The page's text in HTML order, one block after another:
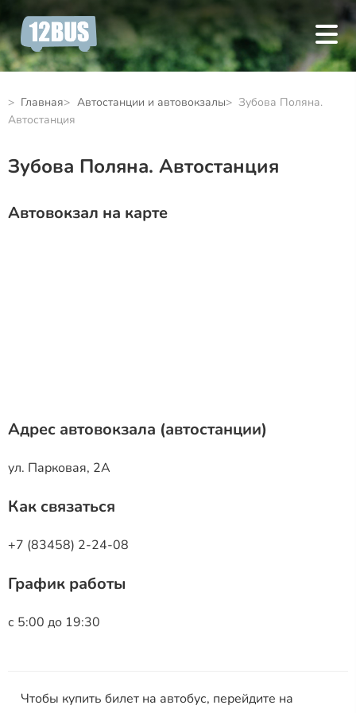
Главная Автостанции и автовокзалы
Зубова Поляна.
Автостанция
Зубова Поляна. Автостанция
Автовокзал на карте
Адрес автовокзала (автостанции)
ул. Парковая, 2А
Как связаться
+7 (83458) 2-24-08
График работы
с 5:00 до 19:30
Чтобы купить билет на автобус, перейдите на